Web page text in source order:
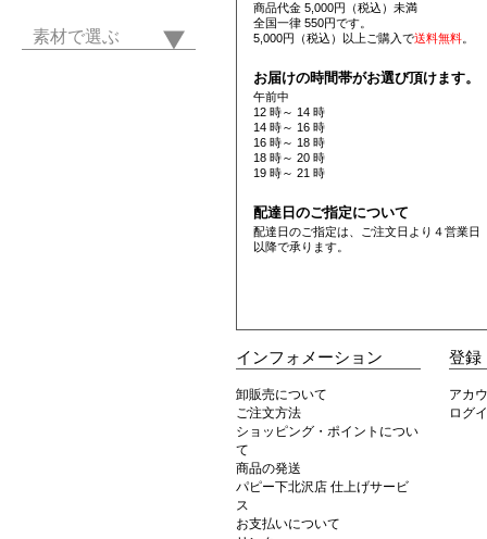
素材で選ぶ
商品代金 5,000円（税込）未満
全国一律 550円です。
5,000円（税込）以上ご購入で送料無料。
お届けの時間帯がお選び頂けます。
午前中
12 時～ 14 時
14 時～ 16 時
16 時～ 18 時
18 時～ 20 時
19 時～ 21 時
配達日のご指定について
配達日のご指定は、ご注文日より４営業日
以降で承ります。
インフォメーション
卸販売について
ご注文方法
ショッピング・ポイントについ
て
商品の発送
パピー下北沢店 仕上げサービ
ス
お支払いについて
登録
アカ
ログ